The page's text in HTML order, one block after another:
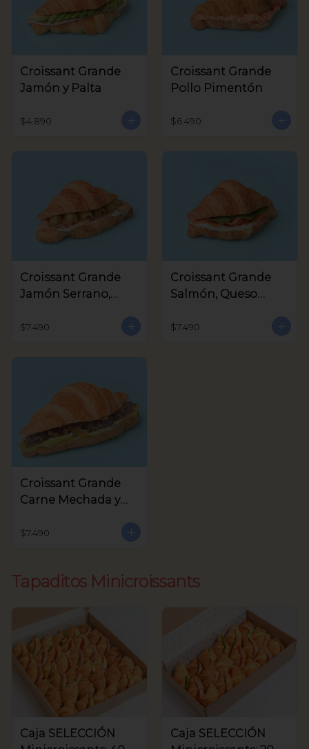
Croissant Grande
Jamón y Palta
$4.890
Croissant Grande
Pollo Pimentón
$6.490
Croissant Grande
Jamón Serrano,
Aceitunas Verdes
$7.490
Croissant Grande
Salmón, Queso
$7.490
Croissant Grande
Carne Mechada y
$7.490
Tapaditos Minicroissants
Caja SELECCIÓN
Caja SELECCIÓN